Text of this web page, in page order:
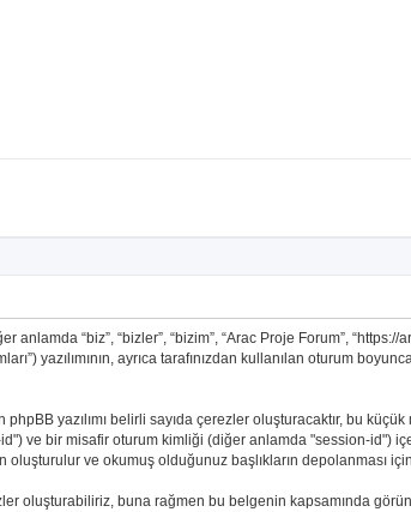
“biz”, “bizler”, “bizim”, “Arac Proje Forum”,
yazılımının, ayrıca tarafınızdan kullanılan oturum
yazılımı belirli sayıda çerezler oluşturacaktır, bu küçük
ve bir misafir oturum kimliği (diğer anlamda "session-id")
ve okumuş olduğunuz başlıkların depolanması için
oluşturabiliriz, buna rağmen bu belgenin kapsamında